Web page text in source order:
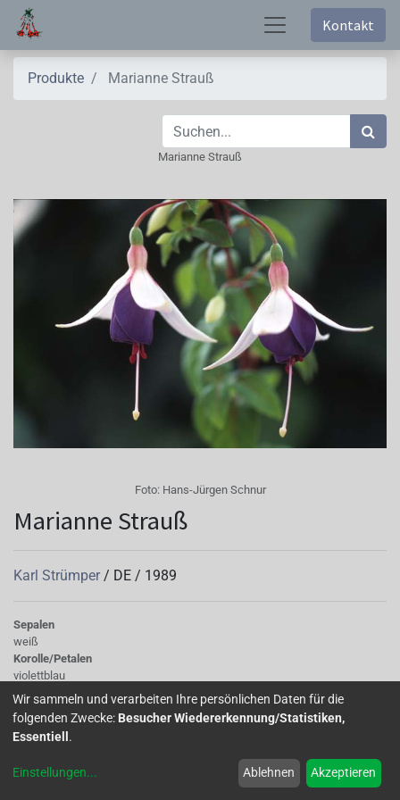
Kontakt
Produkte Marianne Strauß
Marianne Strauß
Foto: Hans-Jürgen Schnur
Marianne Strauß
Karl Strümper / DE / 1989
Sepalen
weiß
Korolle/Petalen
violettblau
Knospe/Blüte
gefüllt, mittelgross
Wuchs
hängend
Wir sammeln und verarbeiten Ihre persönlichen Daten für die
folgenden Zwecke: Besucher Wiedererkennung/Statistiken,
Essentiell .
Einstellungen... Ablehnen Akzeptieren